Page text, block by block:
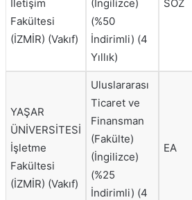
İletişim
Fakültesi
(İZMİR) (Vakıf)
(İngilizce)
(%50
İndirimli) (4
Yıllık)
SÖZ
YAŞAR
ÜNİVERSİTESİ
İşletme
Fakültesi
(İZMİR) (Vakıf)
Uluslararası
Ticaret ve
Finansman
(Fakülte)
(İngilizce)
(%25
İndirimli) (4
EA